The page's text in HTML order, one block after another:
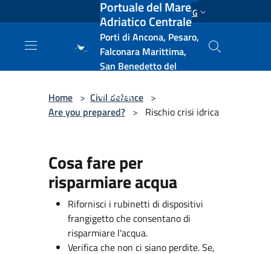
Salta al contenuto principale ENG
Portuale del Mare
Adriatico Centrale
Porti di Ancona, Pesaro,
Falconara Marittima,
San Benedetto del
e Vasto
Home > Civil defence >
Are you prepared? > Rischio crisi idrica
Cosa fare per
risparmiare acqua
Rifornisci i rubinetti di dispositivi
frangigetto che consentano di
risparmiare l'acqua.
Verifica che non ci siano perdite. Se,